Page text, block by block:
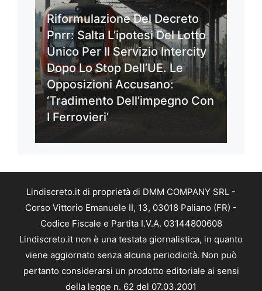
Riformulazione Del Decreto
Pnrr: Salta L’ipotesi Del Lotto
Unico Per Il Servizio Intercity
Dopo Lo Stop Dell’UE. Le
Opposizioni Accusano:
‘Tradimento Dell’impegno Con
I Ferrovieri’
Lindiscreto.it di proprietà di DMM COMPANY SRL -
Corso Vittorio Emanuele II, 13, 03018 Paliano (FR) -
Codice Fiscale e Partita I.V.A. 03144800608
Lindiscreto.it non è una testata giornalistica, in quanto
viene aggiornato senza alcuna periodicità. Non può
pertanto considerarsi un prodotto editoriale ai sensi
della legge n. 62 del 07.03.2001